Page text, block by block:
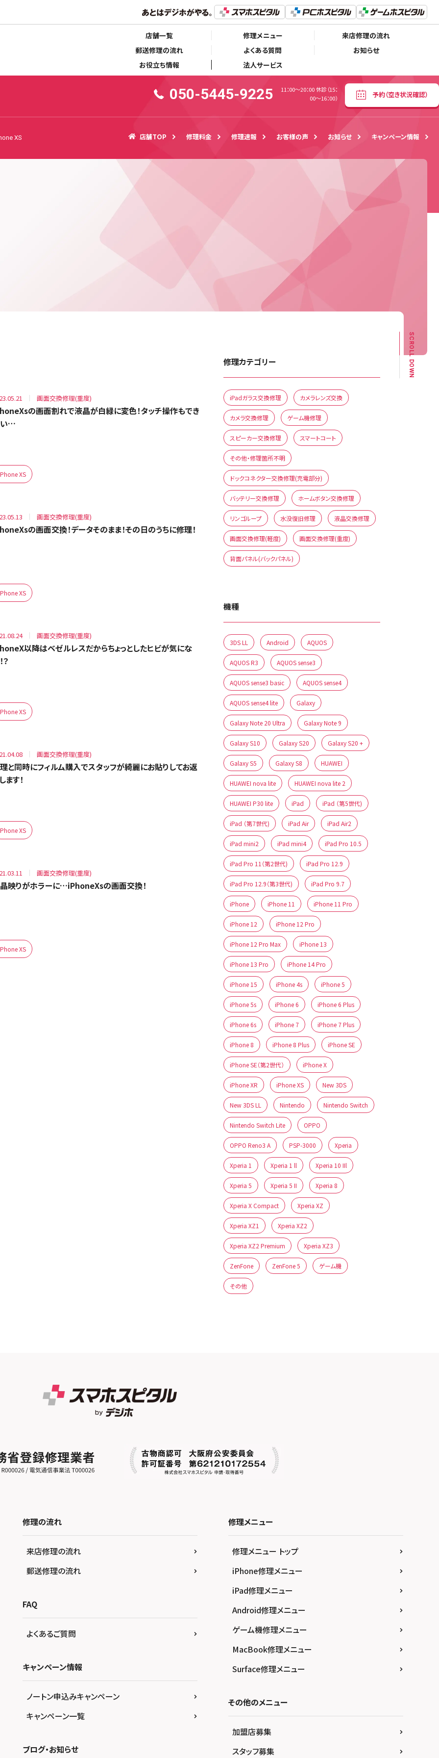
店舗一覧 修理メニュー
来店修理の流れ
郵送修理の流れ
よくある質問
お知らせ
お役立ち情報
法人サービス
せ キャンペーン情報
050-5445-9225
11：00〜20：00 休診（15：00～16：00）
予約（空き状況確認）
050-5445-9225
11：00〜20：00 休診（15：
00～16：00）
予約（空き状況確認）
XS 店舗TOP 修理料金 修理速報 お客様の声 お知らせ キャンペーン情報
SCROLL DOWN
画面交換修理(重度)
の画面割れで液晶が白緑に変色！タッチ操作もでき
…
XS
画面交換修理(重度)
の画面交換！データそのまま！その日のうちに修理！
XS
画面交換修理(重度)
以降はベゼルレスだからちょっとしたヒビが気にな
？
XS
画面交換修理(重度)
と同時にフィルム購入でスタッフが綺麗にお貼りしてお返
ます！
XS
画面交換修理(重度)
映りがホラーに…iPhoneXsの画面交換！
XS
修理カテゴリー
iPadガラス交換修理 カメラレンズ交換
カメラ交換修理 ゲーム機修理
スピーカー交換修理 スマートコート
その他・修理箇所不明
ドックコネクター交換修理(充電部分)
バッテリー交換修理 ホームボタン交換修理
リンゴループ 水没復旧修理 液晶交換修理
画面交換修理(軽度) 画面交換修理(重度)
背面パネル(バックパネル)
機種
3DS LL Android AQUOS
AQUOS R3 AQUOS sense3
AQUOS sense3 basic AQUOS sense4
AQUOS sense4 lite Galaxy
Galaxy Note 20 Ultra Galaxy Note 9
Galaxy S10 Galaxy S20 Galaxy S20 +
Galaxy S5 Galaxy S8 HUAWEI
HUAWEI nova lite HUAWEI nova lite 2
HUAWEI P30 lite iPad iPad （第5世代)
iPad （第7世代) iPad Air iPad Air2
iPad mini2 iPad mini4 iPad Pro 10.5
iPad Pro 11（第2世代) iPad Pro 12.9
iPad Pro 12.9（第3世代) iPad Pro 9.7
iPhone iPhone 11 iPhone 11 Pro
iPhone 12 iPhone 12 Pro
iPhone 12 Pro Max iPhone 13
iPhone 13 Pro iPhone 14 Pro
iPhone 15 iPhone 4s iPhone 5
iPhone 5s iPhone 6 iPhone 6 Plus
iPhone 6s iPhone 7 iPhone 7 Plus
iPhone 8 iPhone 8 Plus iPhone SE
iPhone SE（第2世代） iPhone X
iPhone XR iPhone XS New 3DS
New 3DS LL Nintendo Nintendo Switch
Nintendo Switch Lite OPPO
OPPO Reno3 A PSP-3000 Xperia
Xperia 1 Xperia 1 ll Xperia 10 IIl
Xperia 5 Xperia 5 II Xperia 8
Xperia X Compact Xperia XZ
Xperia XZ1 Xperia XZ2
Xperia XZ2 Premium Xperia XZ3
ZenFone ZenFone 5 ゲーム機
その他
修理の流れ
来店修理の流れ
郵送修理の流れ
FAQ
よくあるご質問
キャンペーン情報
ノートン申込みキャンペーン
キャンペーン一覧
ブログ・お知らせ
修理メニュー
修理メニュー トップ
iPhone修理メニュー
iPad修理メニュー
Android修理メニュー
ゲーム機修理メニュー
MacBook修理メニュー
Surface修理メニュー
その他のメニュー
加盟店募集
スタッフ募集